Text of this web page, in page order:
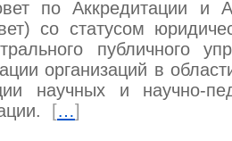
по Аккредитации и
со статусом
публичного
организаций в
научных и научно-
[…]